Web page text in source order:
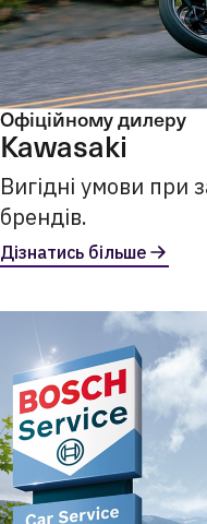
Офіційному дилеру
Kawasaki
Вигідні умови при
брендів.
Дізнатись більше